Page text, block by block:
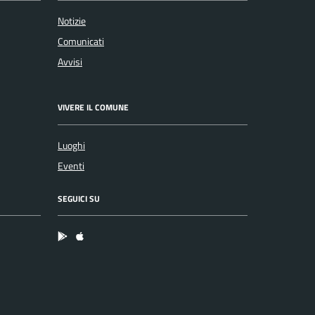
Notizie
Comunicati
Avvisi
VIVERE IL COMUNE
Luoghi
Eventi
SEGUICI SU
App Android
App IOS